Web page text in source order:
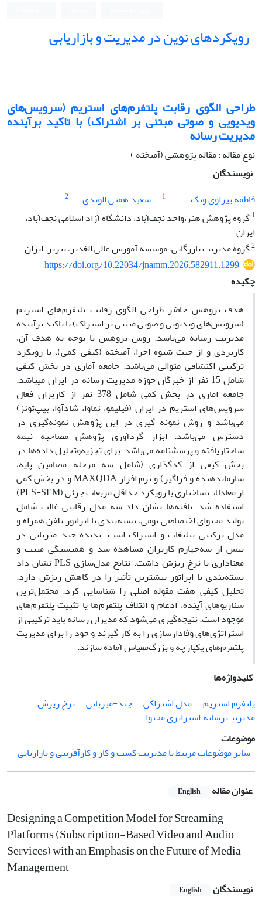
رویکردهای نوین در مدیریت و بازاریابی
طراحی الگوی رقابت پلتفرم‌های استریم (سرویس‌های
ویدیویی و صوتی مبتنی بر اشتراک) با تاکید برآینده
مدیریت رسانه
نوع مقاله : مقاله پژوهشی (آمیخته )
نویسندگان
فاطمه پیراوی ونک
1 سعید همتی الوندی
2
1گروه پژوهش هنر،واحد نجف‌آباد، دانشگاه آزاد اسلامی نجف‌آباد،
ایران
2گروه مدیریت بازرگانی، موسسه آموزش عالی الغدیر، تبریز، ایران
https://doi.org/10.22034/jnamm.2026.582911.1299
چکیده
هدف پژوهش حاضر طراحی الگوی رقابت پلتفرم‌های استریم
(سرویس‌های ویدیویی و صوتی مبتنی بر اشتراک) با تاکید برآینده
مدیریت رسانه می‌باشد. روش پژوهش با توجه به هدف آن،
کاربردی و از حیث شیوه اجرا، آمیخته (کیفی-کمی)، با رویکرد
ترکیبی اکتشافی متوالی می‌باشد. جامعه آماری در بخش کیفی
شامل 15 نفر از خبرگان حوزه مدیریت رسانه در ایران می‎باشد.
جامعه اماری در بخش کمی شامل 378 نفر از کاربران فعال
سرویس‌های استریم در ایران (فیلیمو، نماوا، شادآوا، بیپ‌تونز)
می‌باشد و روش نمونه گیری در این پژوهش نمونه‌گیری در
دسترس می‌باشد. ابزار گردآوری پژوهش مصاحبه نیمه
ساختاریافته و پرسشنامه می‌باشد. برای تجزیه‌وتحلیل داده‌ها در
بخش کیفی از کدگذاری (شامل سه مرحله مضامین پایه،
سازماندهنده و فراگیر) و نرم افزار MAXQDA و در بخش کمی
از معادلات ساختاری با رویکرد حداقل مربعات جزئی (PLS-SEM)
استفاده شد. یافته‌ها نشان داد سه مدل رقابتی غالب شامل
تولید محتوای اختصاصی بومی، بسته‌بندی با اپراتور تلفن همراه و
مدل ترکیبی تبلیغات و اشتراک است. پدیده چند-میزبانی در
بیش از سه‌چهارم کاربران مشاهده شد و همبستگی مثبت و
معناداری با نرخ ریزش داشت. نتایج مدل‌سازی PLS نشان داد
بسته‌بندی با اپراتور بیشترین تأثیر را در کاهش ریزش دارد.
تحلیل کیفی هفت مقوله اصلی را شناسایی کرد. محتمل‌ترین
سناریوهای آینده، ادغام و ائتلاف پلتفرم‌ها یا تثبیت پلتفرم‌های
موجود است. نتیجه‌گیری می‌شود که مدیران رسانه باید ترکیبی از
استراتژی‌های وفادارسازی را به کار گیرند و خود را برای مدیریت
پلتفرم‌های یکپارچه و بزرگ‌مقیاس آماده سازند.
کلیدواژه‌ها
پلتفرم استریم
مدل اشتراکی چند-میزبانی
نرخ ریزش
مدیریت رسانه.استراتژی محتوا
موضوعات
سایر موضوعات مرتبط با مدیریت کسب و کار و کارآفرینی و بازاریابی
عنوان مقاله English
Designing a Competition Model for Streaming
Platforms (Subscription-Based Video and Audio
Services) with an Emphasis on the Future of Media
Management
نویسندگان English